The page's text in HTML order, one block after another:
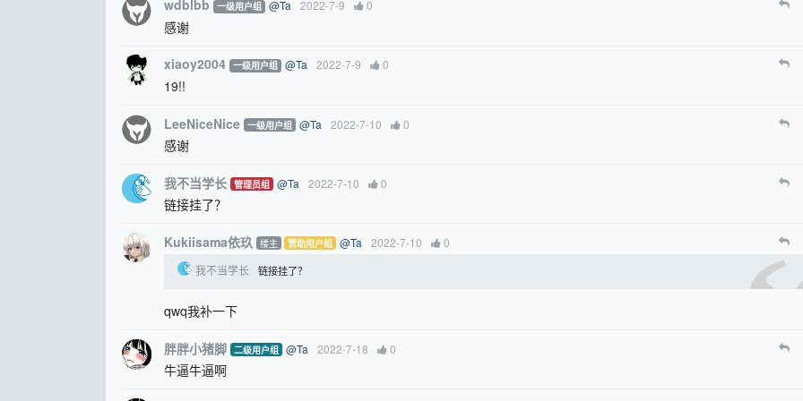
wdblbb 一级用户组 @Ta 2022-7-9 0
感谢
xiaoy2004 一级用户组 @Ta 2022-7-9 0
19!!
LeeNiceNice 一级用户组 @Ta 2022-7-10 0
感谢
我不当学长 管理员组 @Ta 2022-7-10 0
链接挂了？
Kukiisama依玖 楼主 赞助用户组 @Ta 2022-7-10
0
我不当学长
链接挂了？
qwq我补一下
胖胖小猪脚 二级用户组 @Ta 2022-7-18 0
牛逼牛逼啊